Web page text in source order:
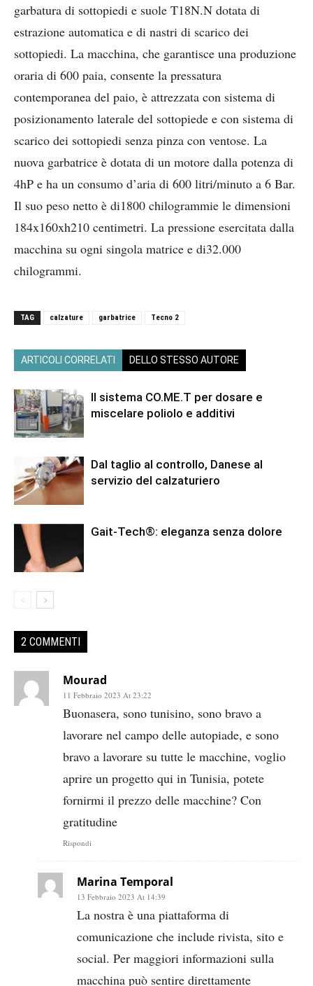
garbatura di sottopiedi e suole T18N.N dotata di
estrazione automatica e di nastri di scarico dei
sottopiedi. La macchina, che garantisce una produzione
oraria di 600 paia, consente la pressatura
contemporanea del paio, è attrezzata con sistema di
posizionamento laterale del sottopiede e con sistema di
scarico dei sottopiedi senza pinza con ventose. La
nuova garbatrice è dotata di un motore dalla potenza di
4hP e ha un consumo d’aria di 600 litri/minuto a 6 Bar.
Il suo peso netto è di1800 chilogrammie le dimensioni
184x160xh210 centimetri. La pressione esercitata dalla
macchina su ogni singola matrice e di32.000
chilogrammi.
TAG calzature garbatrice Tecno 2
ARTICOLI CORRELATI DELLO STESSO AUTORE
Il sistema CO.ME.T per dosare e
miscelare poliolo e additivi
Dal taglio al controllo, Danese al
servizio del calzaturiero
Gait-Tech®: eleganza senza dolore
2 COMMENTI
Mourad
11 Febbraio 2023 At 23:22
Buonasera, sono tunisino, sono bravo a
lavorare nel campo delle autopiade, e sono
bravo a lavorare su tutte le macchine, voglio
aprire un progetto qui in Tunisia, potete
fornirmi il prezzo delle macchine? Con
gratitudine
Rispondi
Marina Temporal
13 Febbraio 2023 At 14:39
La nostra è una piattaforma di
comunicazione che include rivista, sito e
social. Per maggiori informazioni sulla
macchina può sentire direttamente